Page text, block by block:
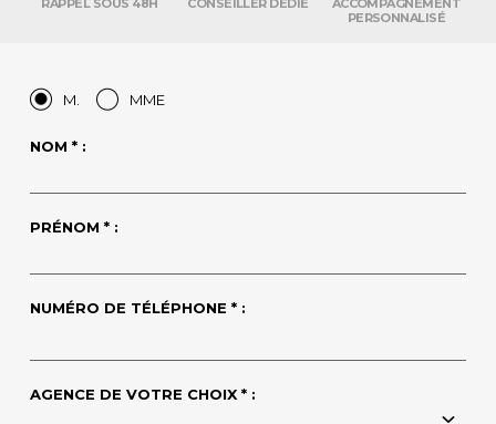
PERSONNALISÉ
M. MME
NOM * :
PRÉNOM * :
NUMÉRO DE TÉLÉPHONE * :
AGENCE DE VOTRE CHOIX * :